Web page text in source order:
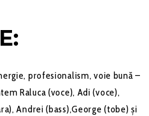
profesionalism, voie bună –
Raluca (voce), Adi (voce),
Andrei (bass),George (tobe) și